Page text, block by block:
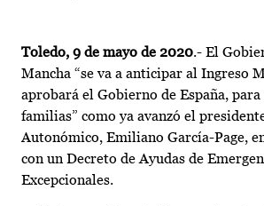
Toledo, 9 de mayo de 2020.- El
Mancha “se va a anticipar al Ingreso
aprobará el Gobierno de España,
familias” como ya avanzó el
Autonómico, Emiliano García-Page,
con un Decreto de Ayudas de
Excepcionales.